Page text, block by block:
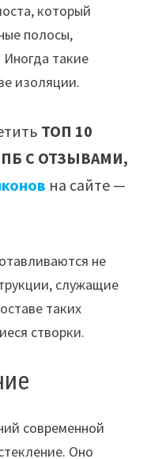
который
полосы,
такие
изоляции.
ТОП 10
С ОТЗЫВАМИ,
на сайте —
не
служащие
таких
створки.
современной
Оно